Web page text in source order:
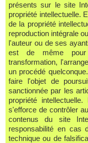
présents sur le site
propriété intellectuelle.
de la propriété
reproduction intégrale
l'auteur ou de ses
est de même pour
transformation,
un procédé
faire l'objet de
sanctionnée par les
propriété
s'efforce de contrôler
contenus du site
responsabilité en cas
technique ou de